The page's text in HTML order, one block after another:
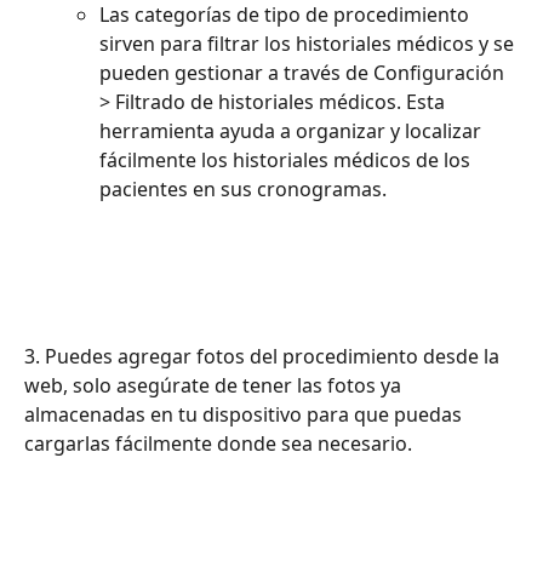
Las categorías de tipo de procedimiento
sirven para filtrar los historiales médicos y se
pueden gestionar a través de Configuración
> Filtrado de historiales médicos. Esta
herramienta ayuda a organizar y localizar
fácilmente los historiales médicos de los
pacientes en sus cronogramas.
3. Puedes agregar fotos del procedimiento desde la
web, solo asegúrate de tener las fotos ya
almacenadas en tu dispositivo para que puedas
cargarlas fácilmente donde sea necesario.